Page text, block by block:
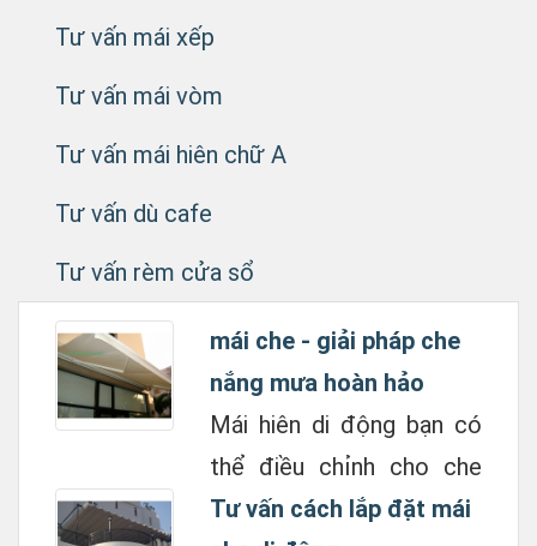
Tư vấn mái xếp
Tư vấn mái vòm
Tư vấn mái hiên chữ A
Tư vấn dù cafe
Tư vấn rèm cửa sổ
mái che - giải pháp che
nắng mưa hoàn hảo
Mái hiên di động bạn có
thể điều chỉnh cho che
nắng mưa nhiều hay ít
Tư vấn cách lắp đặt mái